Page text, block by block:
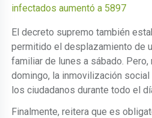
infectados aumentó a 5897
El decreto supremo también
permitido el desplazamiento de
familiar de lunes a sábado. Pero,
domingo, la inmovilización
los ciudadanos durante todo el
Finalmente, reitera que es